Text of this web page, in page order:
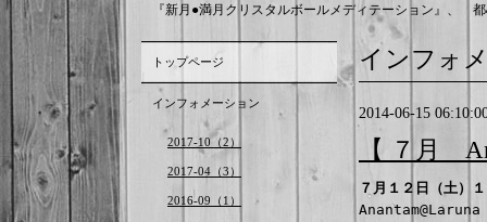
『新月●満月クリスタルボールメディテーション』、
インフォ
2014-06-15
【 ７月
７月１２日（土）
トップページ
インフォメーション
2017-10（2）
2017-04（3）
2016-09（1）